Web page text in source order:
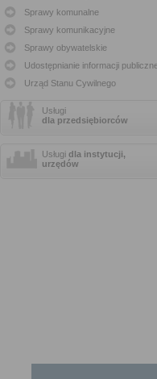
Sprawy komunalne
Sprawy komunikacyjne
Sprawy obywatelskie
Udostępnianie informacji
Urząd Stanu Cywilnego
Usługi
dla przedsiębiorców
Usługi dla instytucji,
urzędów